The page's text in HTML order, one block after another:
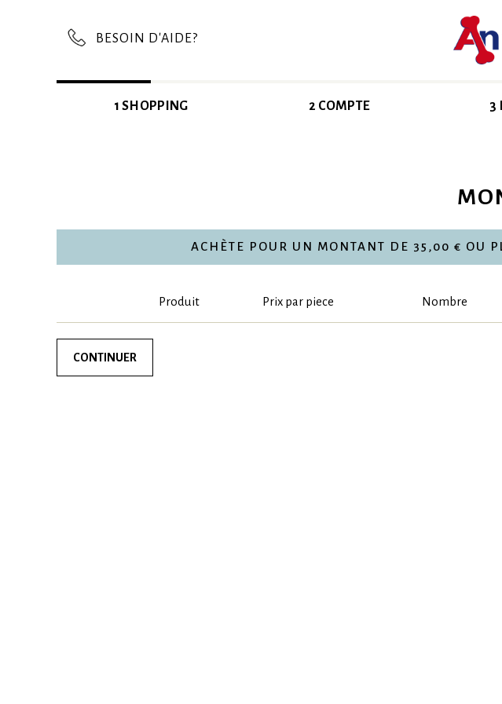
BESOIN D'AIDE?
1 SHOPPING 2 COMPTE 3
ACHÈTE POUR UN MONTANT DE 35,00 € OU
Produit Prix par piece Nombre
CONTINUER